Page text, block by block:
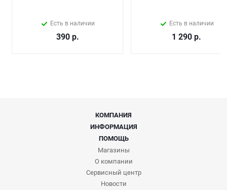
Есть в наличии
390р.
Есть в наличии
1 290 р.
КОМПАНИЯ
ИНФОРМАЦИЯ
ПОМОЩЬ
Магазины
О компании
Сервисный центр
Новости